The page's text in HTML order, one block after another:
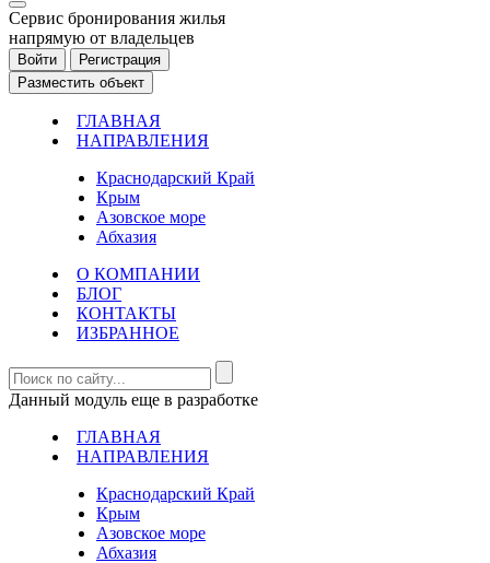
Cервис бронирования жилья
напрямую от владельцев
Войти
Регистрация
Разместить объект
ГЛАВНАЯ
НАПРАВЛЕНИЯ
Краснодарский Край
Крым
Азовское море
Абхазия
О КОМПАНИИ
БЛОГ
КОНТАКТЫ
ИЗБРАННОЕ
Данный модуль еще в разработке
ГЛАВНАЯ
НАПРАВЛЕНИЯ
Краснодарский Край
Крым
Азовское море
Абхазия